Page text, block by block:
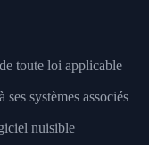
toute loi applicable
systèmes associés
nuisible